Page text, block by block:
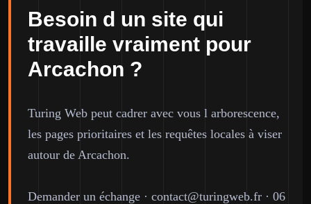
Besoin d un site qui
travaille vraiment pour
Arcachon ?
Turing Web peut cadrer avec vous l arborescence,
les pages prioritaires et les requêtes locales à viser
autour de Arcachon.
Demander un échange · contact@turingweb.fr · 06